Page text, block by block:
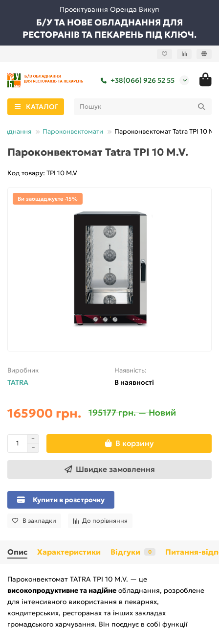
Проектування Оренда Викуп
Б/У ТА НОВЕ ОБЛАДНАННЯ ДЛЯ
РЕСТОРАНІВ ТА ПЕКАРЕНЬ ПІД КЛЮЧ.
+38(066) 926 52 55
КАТАЛОГ
Пароконвектомати Пароконвектомат Tatra TPI 10
Пароконвектомат Tatra TPI 10 M.V.
Код товару: TPI 10 M.V
Ви заощаджуєте -15%
Виробник
TATRA
Наявність:
В наявності
165900 грн. 195177 грн. — Новий
В корзину
Швидке замовлення
Купити в розстрочку
В закладки До порівняння
Опис Характеристики Відгуки 0 Питання-
Пароконвектомат TATRA TPI 10 M.V. — це
високопродуктивне та надійне обладнання, розроблене
для інтенсивного використання в пекарнях,
кондитерських, ресторанах та інших закладах
громадського харчування. Він поєднує в собі функції